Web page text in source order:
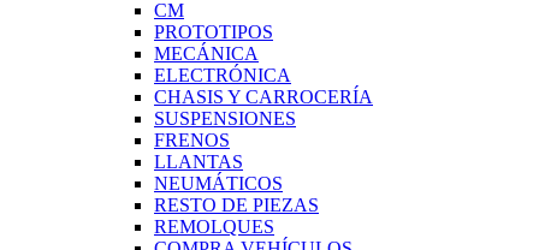
CM
PROTOTIPOS
MECÁNICA
ELECTRÓNICA
CHASIS Y CARROCERÍA
SUSPENSIONES
FRENOS
LLANTAS
NEUMÁTICOS
RESTO DE PIEZAS
REMOLQUES